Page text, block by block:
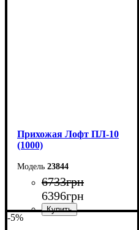
Прихожая Лофт ПЛ-10
(1000)
23844
6733грн
6396грн
-5%